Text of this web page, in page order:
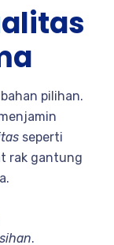
pilihan.
seperti
rak gantung
.